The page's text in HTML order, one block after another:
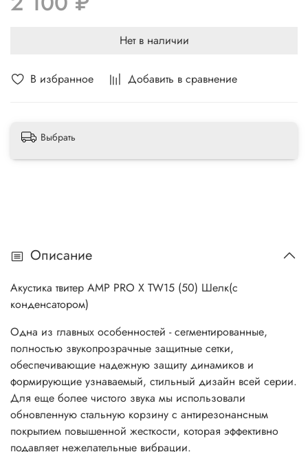
В избранное Добавить в сравнение
Монтажная глубина
Нет в наличии
Выбрать
Описание
Акустика твитер AMP PRO X TW15 (50) Шелк(с
конденсатором)
Одна из главных особенностей - сегментированные,
полностью звукопрозрачные защитные сетки,
обеспечивающие надежную защиту динамиков и
формирующие узнаваемый, стильный дизайн всей серии.
Для еще более чистого звука мы использовали
обновленную стальную корзину с антирезонансным
покрытием повышенной жесткости, которая эффективно
подавляет нежелательные вибрации.